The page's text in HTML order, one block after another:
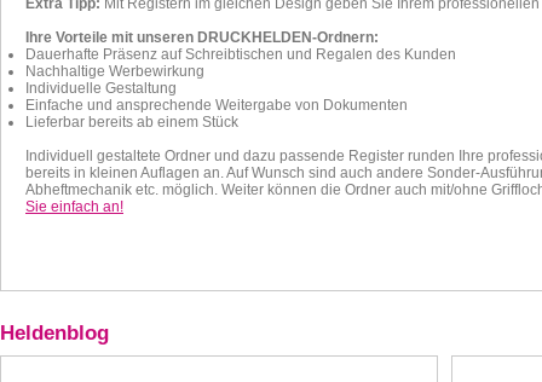
Extra Tipp: Mit Registern im gleichen Design geben Sie Ihrem
Ihre Vorteile mit unseren DRUCKHELDEN-Ordnern:
Dauerhafte Präsenz auf Schreibtischen und Regalen des Kunden
Nachhaltige Werbewirkung
Individuelle Gestaltung
Einfache und ansprechende Weitergabe von Dokumenten
Lieferbar bereits ab einem Stück
Individuell gestaltete Ordner und dazu passende Register runden Ihre
bereits in kleinen Auflagen an. Auf Wunsch sind auch andere Sonder-
Abheftmechanik etc. möglich. Weiter können die Ordner auch mit/ohne
Sie einfach an!
Heldenblog